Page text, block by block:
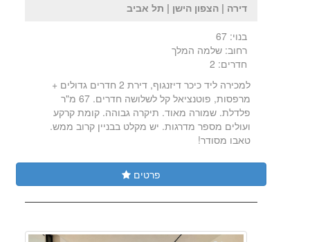
דירה | הצפון הישן | תל אביב
בנוי: 67
רחוב: שלמה המלך
חדרים: 2
למכירה ליד כיכר דיזנגוף, דירת 2 חדרים גדולים +
מרפסות, פוטנציאל קל לשלושה חדרים. 67 מ"ר
פלדלת. שמורה מאוד. תיקרה גבוהה. קומת קרקע
ועולים מספר מדרגות. יש מקלט בבניין קרוב ממש.
טאבו מסודר!
פרטים